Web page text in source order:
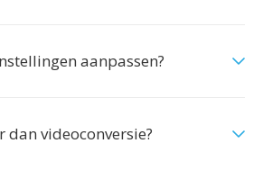
aanpassen?
dan videoconversie?